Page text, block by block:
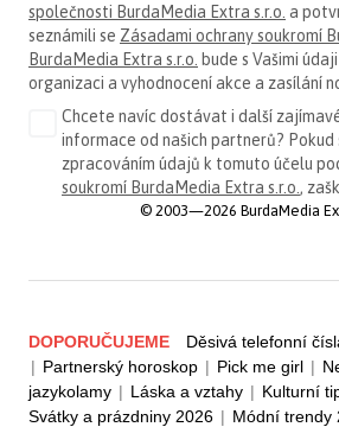
společnosti BurdaMedia Extra s.r.o. a
seznámili se Zásadami ochrany soukromí
BurdaMedia Extra s.r.o. bude s Vašimi
organizaci a vyhodnocení akce a zasílání
Chcete navíc dostávat i další
informace od našich partnerů? Pokud
zpracováním údajů k tomuto účelu
soukromí BurdaMedia Extra s.r.o. ,
© 2003—2026 BurdaMedia
DOPORUČUJEME Děsivá telefonní
| Partnerský horoskop | Pick me girl |
jazykolamy | Láska a vztahy | Kulturní
Svátky a prázdniny 2026 | Módní trendy